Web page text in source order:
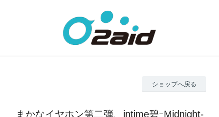
ショップへ戻る
まかなイヤホン第二弾、intime碧ｰMidnight-